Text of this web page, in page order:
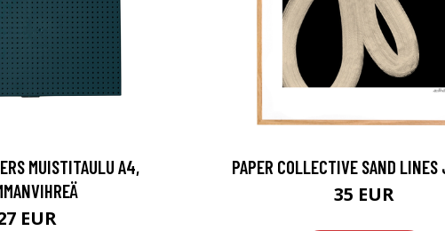
MUISTITAULU A4,
EUR
PAPER COLLECTIVE SAND
35 EUR